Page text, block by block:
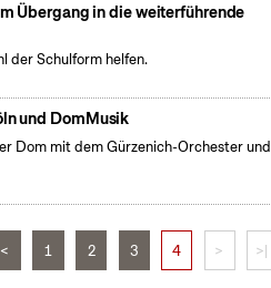
Übergang in die weiterführende
der Schulform helfen.
und DomMusik
Dom mit dem Gürzenich-Orchester und
< 1 2 3 4 > >|